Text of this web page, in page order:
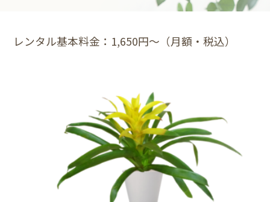
レンタル基本料金：1,650円～（月額・税込）